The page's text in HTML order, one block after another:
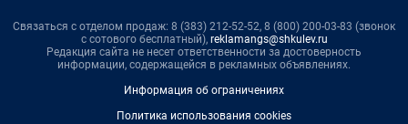
Связаться с отделом продаж: 8 (383) 212-52-52, 8 (800) 200-03-83 (звонок
с сотового бесплатный), reklamangs@shkulev.ru
Редакция сайта не несет ответственности за достоверность
информации, содержащейся в рекламных объявлениях.
Информация об ограничениях
Политика использования cookies